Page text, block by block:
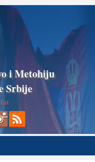
i Metohiju
Srbije
lat